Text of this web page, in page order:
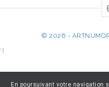
© 2026 -
*}
En poursuivant votre